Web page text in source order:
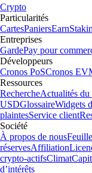
Crypto
Particularités
CartesPaniersEarn
Entreprises
GardePay pour
Développeurs
Cronos PoSCronos
Ressources
RechercheActualités du
USDGlossaireWidgets
plaintesService client
Société
À propos de nous
réservesAffiliation
crypto-actifsClimat
d’intérêts